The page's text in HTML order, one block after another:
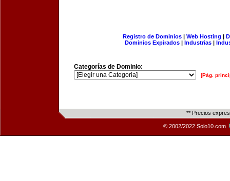
Registro de Dominios| Web Hosting |
Dominios Expirados | Industrias |
Categorías de Dominio:
[Pág.
** Precios
© 2002/2022 Solo10.com